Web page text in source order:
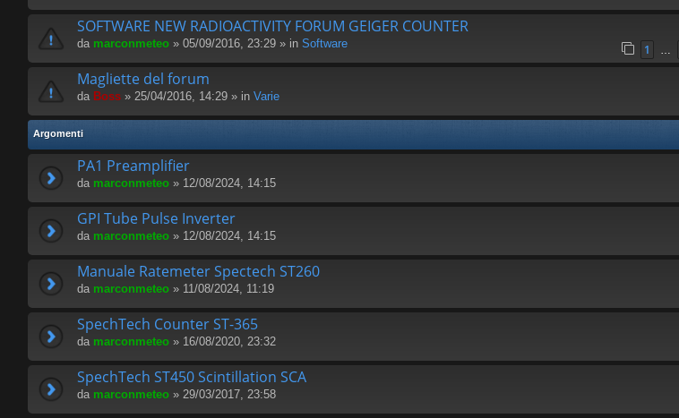
SOFTWARE NEW RADIOACTIVITY FORUM GEIGER COUNTER
da marconmeteo » 05/09/2016, 23:29 » in Software 1 …
Magliette del forum
da Boss » 25/04/2016, 14:29 » in Varie
Argomenti
PA1 Preamplifier
da marconmeteo » 12/08/2024, 14:15
GPI Tube Pulse Inverter
da marconmeteo » 12/08/2024, 14:15
Manuale Ratemeter Spectech ST260
da marconmeteo » 11/08/2024, 11:19
SpechTech Counter ST-365
da marconmeteo » 16/08/2020, 23:32
SpechTech ST450 Scintillation SCA
da marconmeteo » 29/03/2017, 23:58